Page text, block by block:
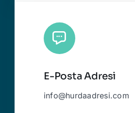
E-Posta Adresi
info@hurdaadresi.com